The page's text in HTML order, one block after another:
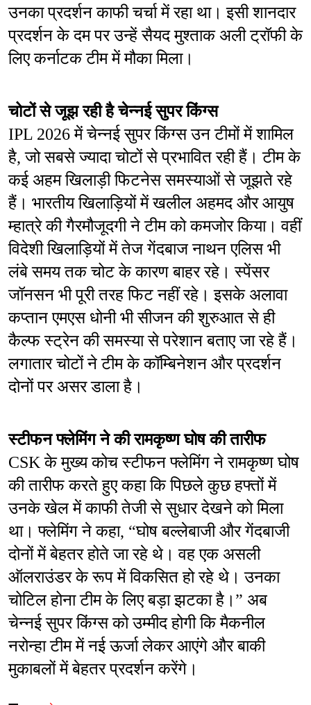
उनका प्रदर्शन काफी चर्चा में रहा था। इसी शानदार
प्रदर्शन के दम पर उन्हें सैयद मुश्ताक अली ट्रॉफी के
लिए कर्नाटक टीम में मौका मिला।
चोटों से जूझ रही है चेन्नई सुपर किंग्स
IPL 2026 में चेन्नई सुपर किंग्स उन टीमों में शामिल
है, जो सबसे ज्यादा चोटों से प्रभावित रही हैं। टीम के
कई अहम खिलाड़ी फिटनेस समस्याओं से जूझते रहे
हैं। भारतीय खिलाड़ियों में खलील अहमद और आयुष
म्हात्रे की गैरमौजूदगी ने टीम को कमजोर किया। वहीं
विदेशी खिलाड़ियों में तेज गेंदबाज नाथन एलिस भी
लंबे समय तक चोट के कारण बाहर रहे। स्पेंसर
जॉनसन भी पूरी तरह फिट नहीं रहे। इसके अलावा
कप्तान एमएस धोनी भी सीजन की शुरुआत से ही
कैल्फ स्ट्रेन की समस्या से परेशान बताए जा रहे हैं।
लगातार चोटों ने टीम के कॉम्बिनेशन और प्रदर्शन
दोनों पर असर डाला है।
स्टीफन फ्लेमिंग ने की रामकृष्ण घोष की तारीफ
CSK के मुख्य कोच स्टीफन फ्लेमिंग ने रामकृष्ण घोष
की तारीफ करते हुए कहा कि पिछले कुछ हफ्तों में
उनके खेल में काफी तेजी से सुधार देखने को मिला
था। फ्लेमिंग ने कहा, “घोष बल्लेबाजी और गेंदबाजी
दोनों में बेहतर होते जा रहे थे। वह एक असली
ऑलराउंडर के रूप में विकसित हो रहे थे। उनका
चोटिल होना टीम के लिए बड़ा झटका है।” अब
चेन्नई सुपर किंग्स को उम्मीद होगी कि मैकनील
नरोन्हा टीम में नई ऊर्जा लेकर आएंगे और बाकी
मुकाबलों में बेहतर प्रदर्शन करेंगे।